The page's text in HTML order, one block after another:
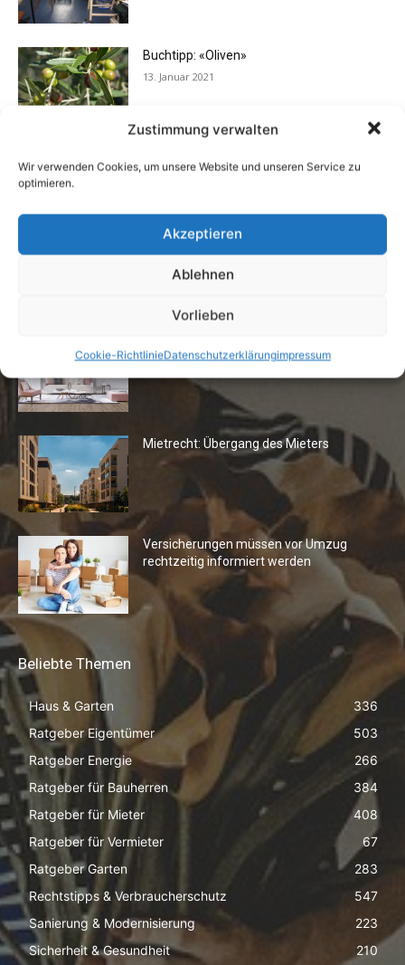
Zustimmung verwalten
Wir verwenden Cookies, um unsere Website und unseren Service zu
optimieren.
Akzeptieren
Ablehnen
Vorlieben
Cookie-RichtlinieDatenschutzerklärungimpressum
Buchtipp: «Oliven»
13. Januar 2021
Kommunikationswege
Wohnzimmer
Mietrecht: Übergang des Mieters
Versicherungen müssen vor Umzug
rechtzeitig informiert werden
Beliebte Themen
Haus & Garten
336
Ratgeber Eigentümer
503
Ratgeber Energie
266
Ratgeber für Bauherren
384
Ratgeber für Mieter
408
Ratgeber für Vermieter
67
Ratgeber Garten
283
Rechtstipps & Verbraucherschutz
547
Sanierung & Modernisierung
223
Sicherheit & Gesundheit
210